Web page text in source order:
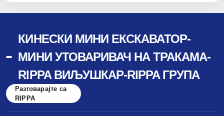
КИНЕСКИ МИНИ ЕКСКАВАТОР-
МИНИ УТОВАРИВАЧ НА ТРАКАМА-
RIPPA ВИЉУШКАР-RIPPA ГРУПА
Разговарајте са
RIPPA